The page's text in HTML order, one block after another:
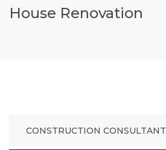
House Renovation
CONSTRUCTION CONSULTANT